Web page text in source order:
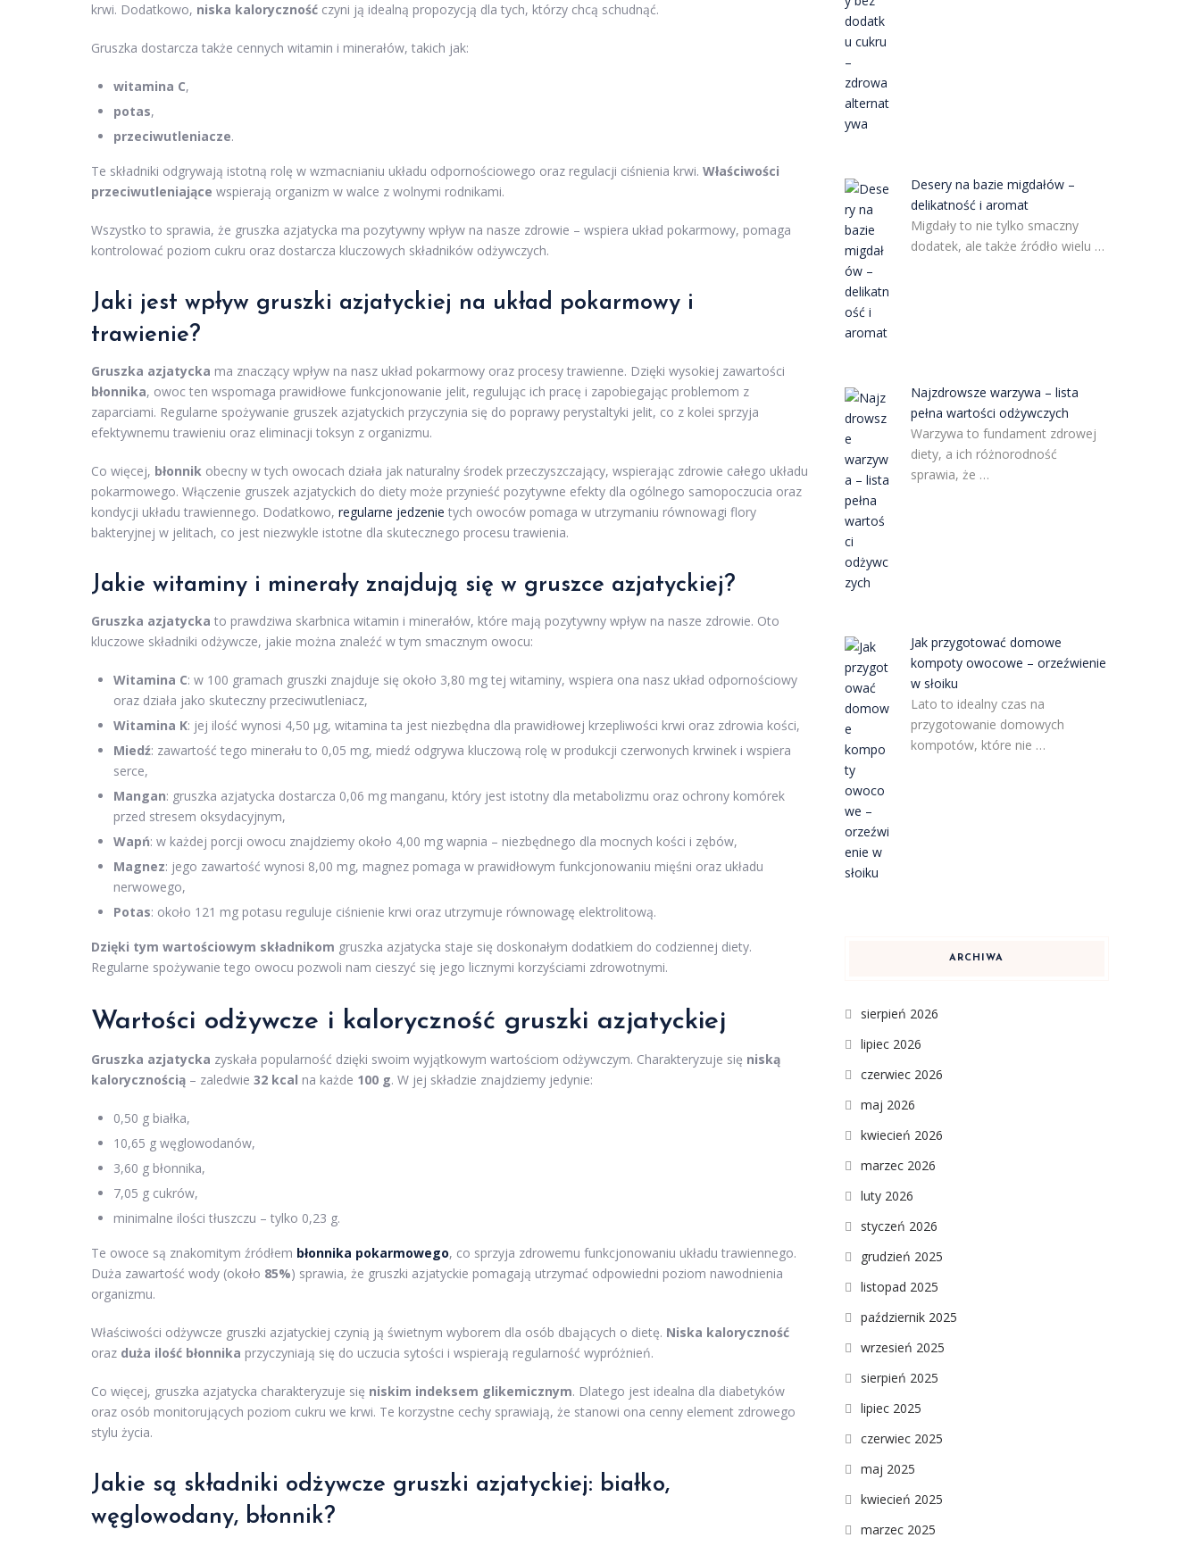
krwi. Dodatkowo, niska kaloryczność czyni ją idealną propozycją dla tych, którzy chcą schudnąć.
Gruszka dostarcza także cennych witamin i minerałów, takich jak:
witamina C,
potas,
przeciwutleniacze.
Te składniki odgrywają istotną rolę w wzmacnianiu układu odpornościowego oraz regulacji ciśnienia krwi. Właściwości
przeciwutleniające wspierają organizm w walce z wolnymi rodnikami.
Wszystko to sprawia, że gruszka azjatycka ma pozytywny wpływ na nasze zdrowie – wspiera układ pokarmowy, pomaga
kontrolować poziom cukru oraz dostarcza kluczowych składników odżywczych.
Jaki jest wpływ gruszki azjatyckiej na układ pokarmowy i
trawienie?
Gruszka azjatycka ma znaczący wpływ na nasz układ pokarmowy oraz procesy trawienne. Dzięki wysokiej zawartości
błonnika, owoc ten wspomaga prawidłowe funkcjonowanie jelit, regulując ich pracę i zapobiegając problemom z
zaparciami. Regularne spożywanie gruszek azjatyckich przyczynia się do poprawy perystaltyki jelit, co z kolei sprzyja
efektywnemu trawieniu oraz eliminacji toksyn z organizmu.
Co więcej, błonnik obecny w tych owocach działa jak naturalny środek przeczyszczający, wspierając zdrowie całego układu
pokarmowego. Włączenie gruszek azjatyckich do diety może przynieść pozytywne efekty dla ogólnego samopoczucia oraz
kondycji układu trawiennego. Dodatkowo, regularne jedzenie tych owoców pomaga w utrzymaniu równowagi flory
bakteryjnej w jelitach, co jest niezwykle istotne dla skutecznego procesu trawienia.
Jakie witaminy i minerały znajdują się w gruszce azjatyckiej?
Gruszka azjatycka to prawdziwa skarbnica witamin i minerałów, które mają pozytywny wpływ na nasze zdrowie. Oto
kluczowe składniki odżywcze, jakie można znaleźć w tym smacznym owocu:
Witamina C: w 100 gramach gruszki znajduje się około 3,80 mg tej witaminy, wspiera ona nasz układ odpornościowy
oraz działa jako skuteczny przeciwutleniacz,
Witamina K: jej ilość wynosi 4,50 µg, witamina ta jest niezbędna dla prawidłowej krzepliwości krwi oraz zdrowia kości,
Miedź: zawartość tego minerału to 0,05 mg, miedź odgrywa kluczową rolę w produkcji czerwonych krwinek i wspiera
serce,
Mangan: gruszka azjatycka dostarcza 0,06 mg manganu, który jest istotny dla metabolizmu oraz ochrony komórek
przed stresem oksydacyjnym,
Wapń: w każdej porcji owocu znajdziemy około 4,00 mg wapnia – niezbędnego dla mocnych kości i zębów,
Magnez: jego zawartość wynosi 8,00 mg, magnez pomaga w prawidłowym funkcjonowaniu mięśni oraz układu
nerwowego,
Potas: około 121 mg potasu reguluje ciśnienie krwi oraz utrzymuje równowagę elektrolitową.
Dzięki tym wartościowym składnikom gruszka azjatycka staje się doskonałym dodatkiem do codziennej diety.
Regularne spożywanie tego owocu pozwoli nam cieszyć się jego licznymi korzyściami zdrowotnymi.
Wartości odżywcze i kaloryczność gruszki azjatyckiej
Gruszka azjatycka zyskała popularność dzięki swoim wyjątkowym wartościom odżywczym. Charakteryzuje się niską
kalorycznością – zaledwie 32 kcal na każde 100 g. W jej składzie znajdziemy jedynie:
0,50 g białka,
10,65 g węglowodanów,
3,60 g błonnika,
7,05 g cukrów,
minimalne ilości tłuszczu – tylko 0,23 g.
Te owoce są znakomitym źródłem błonnika pokarmowego, co sprzyja zdrowemu funkcjonowaniu układu trawiennego.
Duża zawartość wody (około 85%) sprawia, że gruszki azjatyckie pomagają utrzymać odpowiedni poziom nawodnienia
organizmu.
Właściwości odżywcze gruszki azjatyckiej czynią ją świetnym wyborem dla osób dbających o dietę. Niska kaloryczność
oraz duża ilość błonnika przyczyniają się do uczucia sytości i wspierają regularność wypróżnień.
Co więcej, gruszka azjatycka charakteryzuje się niskim indeksem glikemicznym. Dlatego jest idealna dla diabetyków
oraz osób monitorujących poziom cukru we krwi. Te korzystne cechy sprawiają, że stanowi ona cenny element zdrowego
stylu życia.
Jakie są składniki odżywcze gruszki azjatyckiej: białko,
węglowodany, błonnik?
Desery na bazie migdałów –
delikatność i aromat
Migdały to nie tylko smaczny
dodatek, ale także źródło wielu …
Najzdrowsze warzywa – lista
pełna wartości odżywczych
Warzywa to fundament zdrowej
diety, a ich różnorodność
sprawia, że …
Jak przygotować domowe
kompoty owocowe – orzeźwienie
w słoiku
Lato to idealny czas na
przygotowanie domowych
kompotów, które nie …
ARCHIWA
sierpień 2026
lipiec 2026
czerwiec 2026
maj 2026
kwiecień 2026
marzec 2026
luty 2026
styczeń 2026
grudzień 2025
listopad 2025
październik 2025
wrzesień 2025
sierpień 2025
lipiec 2025
czerwiec 2025
maj 2025
kwiecień 2025
marzec 2025